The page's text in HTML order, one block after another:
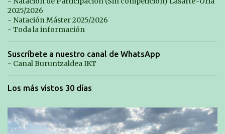
s
2025/2026
- Natación Máster 2025/2026
- Toda la información
Suscríbete a nuestro canal de WhatsApp
- Canal Buruntzaldea IKT
Los más vistos 30 días